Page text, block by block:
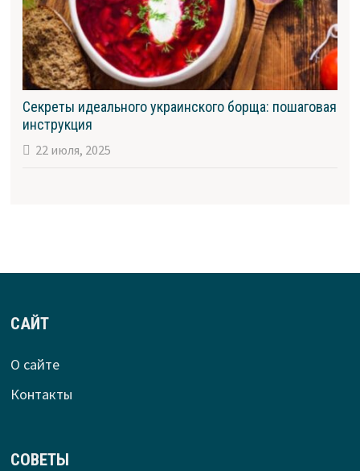
Секреты идеального украинского борща: пошаговая
инструкция
22 июля, 2025
САЙТ
О сайте
Контакты
СОВЕТЫ